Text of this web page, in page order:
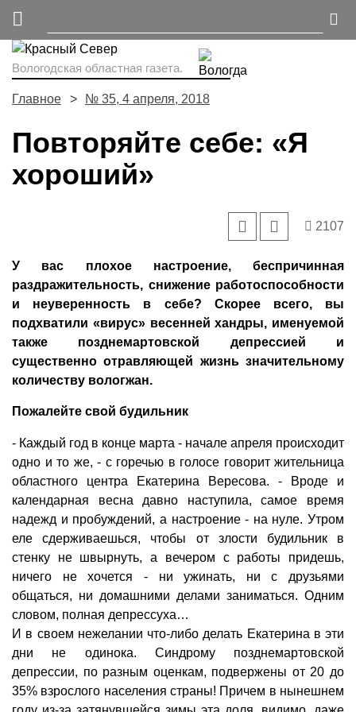
Вологодская областная газета.
Главное № 35, 4 апреля, 2018
Повторяйте себе: «Я
хороший»
2107
У вас плохое настроение, беспричинная
раздражительность, снижение работоспособности
и неуверенность в себе? Скорее всего, вы
подхватили «вирус» весенней хандры, именуемой
также позднемартовской депрессией и
существенно отравляющей жизнь значительному
количеству вологжан.
Пожалейте свой будильник
- Каждый год в конце марта - начале апреля происходит
одно и то же, - с горечью в голосе говорит жительница
областного центра Екатерина Вересова. - Вроде и
календарная весна давно наступила, самое время
надежд и пробуждений, а настроение - на нуле. Утром
еле сдерживаешься, чтобы от злости будильник в
стенку не швырнуть, а вечером с работы придешь,
ничего не хочется - ни ужинать, ни с друзьями
общаться, ни домашними делами заниматься. Одним
словом, полная депрессуха…
И в своем нежелании что-либо делать Екатерина в эти
дни не одинока. Синдрому позднемартовской
депрессии, по разным оценкам, подвержены от 20 до
35% взрослого населения страны! Причем в нынешнем